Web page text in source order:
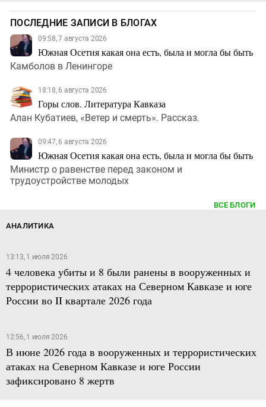
ПОСЛЕДНИЕ ЗАПИСИ В БЛОГАХ
09:58, 7 августа 2026
Южная Осетия какая она есть, была и могла бы быть
Камболов в Ленингоре
18:18, 6 августа 2026
Горы слов. Литература Кавказа
Алан Кубатиев, «Ветер и смерть». Рассказ.
09:47, 6 августа 2026
Южная Осетия какая она есть, была и могла бы быть
Министр о равенстве перед законом и
трудоустройстве молодых
ВСЕ БЛОГИ
АНАЛИТИКА
13:13, 1 июля 2026
4 человека убиты и 8 были ранены в вооруженных и
террористических атаках на Северном Кавказе и юге
России во II квартале 2026 года
12:56, 1 июля 2026
В июне 2026 года в вооруженных и террористических
атаках на Северном Кавказе и юге России
зафиксировано 8 жертв